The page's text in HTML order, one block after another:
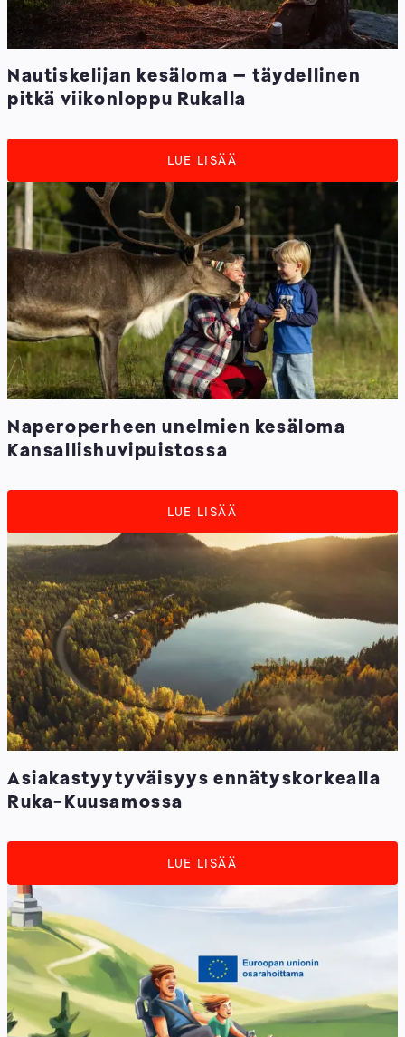
Nautiskelijan kesäloma – täydellinen
pitkä viikonloppu Rukalla
LUE LISÄÄ
Naperoperheen unelmien kesäloma
Kansallishuvipuistossa
LUE LISÄÄ
Asiakastyytyväisyys ennätyskorkealla
Ruka-Kuusamossa
LUE LISÄÄ